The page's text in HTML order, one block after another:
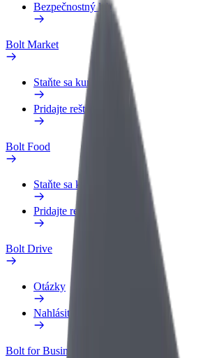
Bezpečnostný lab
Bolt Market
Staňte sa kuriérom
Pridajte reštauráciu
Bolt Food
Staňte sa kuriérom
Pridajte reštauráciu
Bolt Drive
Otázky
Nahlásiť vozidlo
Bolt for Business